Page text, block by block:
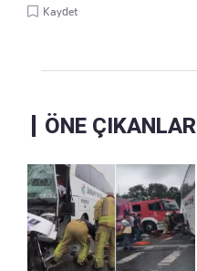
Kaydet
ÖNE ÇIKANLAR